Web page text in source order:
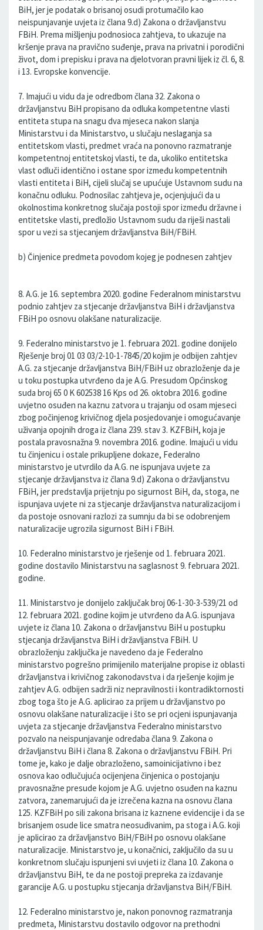
BiH, jer je podatak o brisanoj osudi protumačilo kao
neispunjavanje uvjeta iz člana 9.d) Zakona o državljanstvu
FBiH. Prema mišljenju podnosioca zahtjeva, to ukazuje na
kršenje prava na pravično suđenje, prava na privatni i porodični
život, dom i prepisku i prava na djelotvoran pravni lijek iz čl. 6, 8.
i 13. Evropske konvencije.
7. Imajući u vidu da je odredbom člana 32. Zakona o
državljanstvu BiH propisano da odluka kompetentne vlasti
entiteta stupa na snagu dva mjeseca nakon slanja
Ministarstvu i da Ministarstvo, u slučaju neslaganja sa
entitetskom vlasti, predmet vraća na ponovno razmatranje
kompetentnoj entitetskoj vlasti, te da, ukoliko entitetska
vlast odluči identično i ostane spor između kompetentnih
vlasti entiteta i BiH, cijeli slučaj se upućuje Ustavnom sudu na
konačnu odluku. Podnosilac zahtjeva je, ocjenjujući da u
okolnostima konkretnog slučaja postoji spor između državne i
entitetske vlasti, predložio Ustavnom sudu da riješi nastali
spor u vezi sa stjecanjem državljanstva BiH/FBiH.
b) Činjenice predmeta povodom kojeg je podnesen zahtjev
8. A.G. je 16. septembra 2020. godine Federalnom ministarstvu
podnio zahtjev za stjecanje državljanstva BiH i državljanstva
FBiH po osnovu olakšane naturalizacije.
9. Federalno ministarstvo je 1. februara 2021. godine donijelo
Rješenje broj 01 03 03/2-10-1-7845/20 kojim je odbijen zahtjev
A.G. za stjecanje državljanstva BiH/FBiH uz obrazloženje da je
u toku postupka utvrđeno da je A.G. Presudom Općinskog
suda broj 65 0 K 602538 16 Kps od 26. oktobra 2016. godine
uvjetno osuđen na kaznu zatvora u trajanju od osam mjeseci
zbog počinjenog krivičnog djela posjedovanje i omogućavanje
uživanja opojnih droga iz člana 239. stav 3. KZFBiH, koja je
postala pravosnažna 9. novembra 2016. godine. Imajući u vidu
tu činjenicu i ostale prikupljene dokaze, Federalno
ministarstvo je utvrdilo da A.G. ne ispunjava uvjete za
stjecanje državljanstva iz člana 9.d) Zakona o državljanstvu
FBiH, jer predstavlja prijetnju po sigurnost BiH, da, stoga, ne
ispunjava uvjete ni za stjecanje državljanstva naturalizacijom i
da postoje osnovani razlozi za sumnju da bi se odobrenjem
naturalizacije ugrozila sigurnost BiH i FBiH.
10. Federalno ministarstvo je rješenje od 1. februara 2021.
godine dostavilo Ministarstvu na saglasnost 9. februara 2021.
godine.
11. Ministarstvo je donijelo zaključak broj 06-1-30-3-539/21 od
12. februara 2021. godine kojim je utvrđeno da A.G. ispunjava
uvjete iz člana 10. Zakona o državljanstvu BiH u postupku
stjecanja državljanstva BiH i državljanstva FBiH. U
obrazloženju zaključka je navedeno da je Federalno
ministarstvo pogrešno primijenilo materijalne propise iz oblasti
državljanstva i krivičnog zakonodavstva i da rješenje kojim je
zahtjev A.G. odbijen sadrži niz nepravilnosti i kontradiktornosti
zbog toga što je A.G. aplicirao za prijem u državljanstvo po
osnovu olakšane naturalizacije i što se pri ocjeni ispunjavanja
uvjeta za stjecanje državljanstva Federalno ministarstvo
pozvalo na neispunjavanje odredaba člana 9. Zakona o
državljanstvu BiH i člana 8. Zakona o državljanstvu FBiH. Pri
tome je, kako je dalje obrazloženo, samoinicijativno i bez
osnova kao odlučujuća ocijenjena činjenica o postojanju
pravosnažne presude kojom je A.G. uvjetno osuđen na kaznu
zatvora, zanemarujući da je izrečena kazna na osnovu člana
125. KZFBiH po sili zakona brisana iz kaznene evidencije i da se
brisanjem osude lice smatra neosuđivanim, pa stoga i A.G. koji
je aplicirao za državljanstvo BiH/FBiH po osnovu olakšane
naturalizacije. Ministarstvo je, u konačnici, zaključilo da su u
konkretnom slučaju ispunjeni svi uvjeti iz člana 10. Zakona o
državljanstvu BiH, te da ne postoji prepreka za izdavanje
garancije A.G. u postupku stjecanja državljanstva BiH/FBiH.
12. Federalno ministarstvo je, nakon ponovnog razmatranja
predmeta, Ministarstvu dostavilo odgovor na prethodni